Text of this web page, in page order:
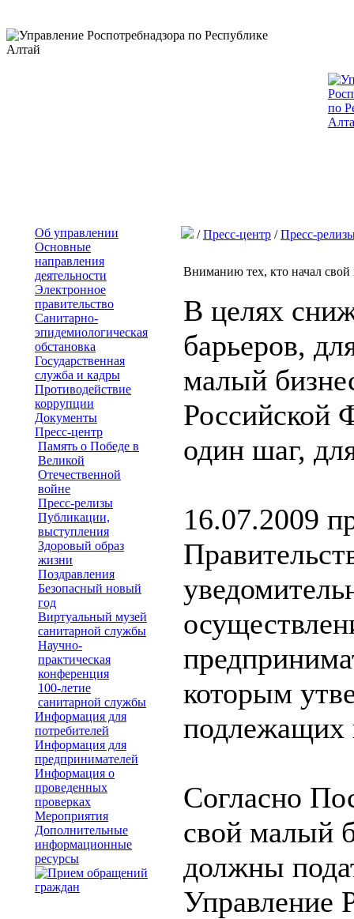
Об управлении
Основные
направления
деятельности
Электронное
правительство
Санитарно-
эпидемиологическая
обстановка
Государственная
служба и кадры
Противодействие
коррупции
Документы
Пресс-центр
Память о Победе в
Великой
Отечественной
войне
Пресс-релизы
Публикации,
выступления
Здоровый образ
жизни
Поздравления
Безопасный новый
год
Виртуальный музей
санитарной службы
Научно-
практическая
конференция
100-летие
санитарной службы
Информация для
потребителей
Информация для
предпринимателей
Информация о
проведенных
проверках
Мероприятия
Дополнительные
информационные
ресурсы
/Пресс-центр /Пресс-
Вниманию тех, кто начал
В целях
барьеров,
малый
Российской
один шаг,
16.07.2009
которым
подлежащих
Согласно
свой малый
должны
Управление